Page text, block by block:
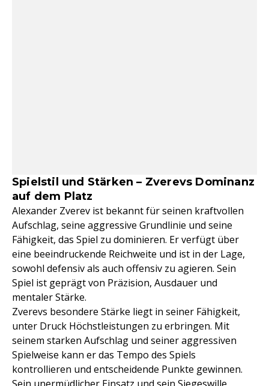
Spielstil und Stärken – Zverevs Dominanz
auf dem Platz
Alexander Zverev ist bekannt für seinen kraftvollen
Aufschlag, seine aggressive Grundlinie und seine
Fähigkeit, das Spiel zu dominieren. Er verfügt über
eine beeindruckende Reichweite und ist in der Lage,
sowohl defensiv als auch offensiv zu agieren. Sein
Spiel ist geprägt von Präzision, Ausdauer und
mentaler Stärke.
Zverevs besondere Stärke liegt in seiner Fähigkeit,
unter Druck Höchstleistungen zu erbringen. Mit
seinem starken Aufschlag und seiner aggressiven
Spielweise kann er das Tempo des Spiels
kontrollieren und entscheidende Punkte gewinnen.